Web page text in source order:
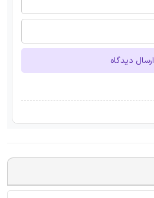
ارسال دیدگاه